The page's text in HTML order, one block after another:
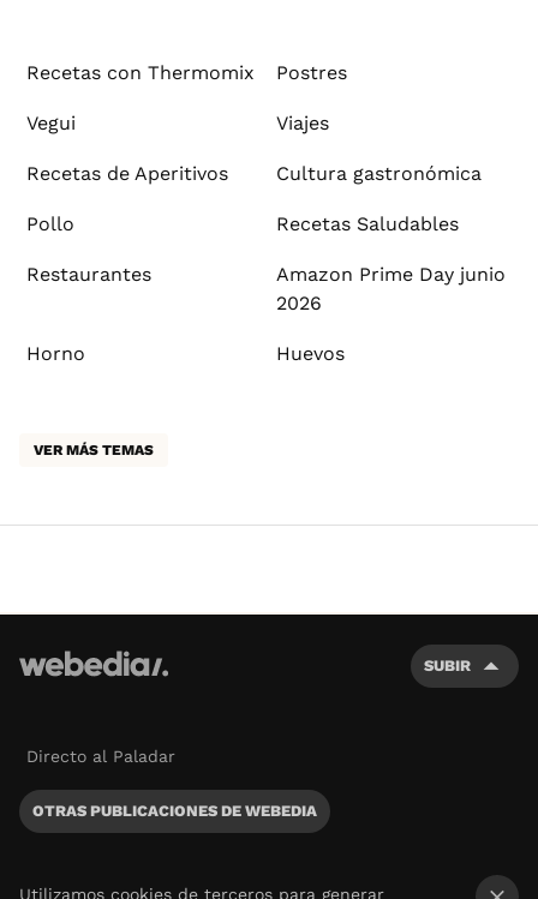
Recetas con Thermomix Postres
Vegui Viajes
Recetas de Aperitivos Cultura gastronómica
Pollo Recetas Saludables
Restaurantes
Amazon Prime Day junio
2026
Horno Huevos
VER MÁS TEMAS
SUBIR
Directo al Paladar
OTRAS PUBLICACIONES DE WEBEDIA
Utilizamos cookies de terceros para generar